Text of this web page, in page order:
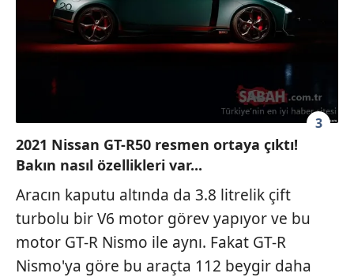
Sizlere daha iyi bir hizmet sunabilmek için İnternet
Sitemizde kendimize ve üçüncü kişilere ait çerezler
kullanılmaktadır. Bu çerezler vasıtasıyla çeşitli kişisel
toplumu hizmetlerinin sunulması amacıyla
kullanılmaktadır. Diğer çerezler, sitemizin daha işlevsel
kılınması ve kişiselleştirilmesi ve sizlere yönelik
reklam/pazarlama faaliyetlerinin yapılması, amaçlarıyla
sınırlı olarak açık rızanız dahilinde kullanılacaktır.
Çerezlere ilişkin tercihlerinizi aşağıda yer alan panel
vasıtasıyla belirleyebilirsiniz. Çerezlere ilişkin detaylı bilgi
için Ayarlar butonuna tıklayabilir,
Çerez Bilgilendirme
Metnimiziziyaret edebilirsiniz.
3
2021 Nissan GT-R50 resmen ortaya çıktı!
Bakın nasıl özellikleri var...
Aracın kaputu altında da 3.8 litrelik çift
turbolu bir V6 motor görev yapıyor ve bu
motor GT-R Nismo ile aynı. Fakat GT-R
Nismo'ya göre bu araçta 112 beygir daha